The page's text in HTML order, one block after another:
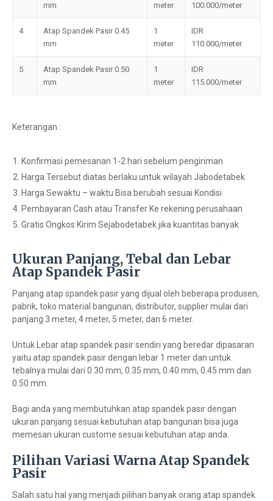
mm
meter
100.000/meter
4
Atap Spandek Pasir 0.45
mm
1
meter
IDR
110.000/meter
5
Atap Spandek Pasir 0.50
mm
1
meter
IDR
115.000/meter
Keterangan :
Konfirmasi pemesanan 1-2 hari sebelum pengiriman
Harga Tersebut diatas berlaku untuk wilayah Jabodetabek
Harga Sewaktu – waktu Bisa berubah sesuai Kondisi
Pembayaran Cash atau Transfer Ke rekening perusahaan
Gratis Ongkos Kirim Sejabodetabek jika kuantitas banyak
Ukuran Panjang, Tebal dan Lebar
Atap Spandek Pasir
Panjang atap spandek pasir yang dijual oleh beberapa produsen,
pabrik, toko material bangunan, distributor, supplier mulai dari
panjang 3 meter, 4 meter, 5 meter, dan 6 meter.
Untuk Lebar atap spandek pasir sendiri yang beredar dipasaran
yaitu atap spandek pasir dengan lebar 1 meter dan untuk
tebalnya mulai dari 0.30 mm, 0.35 mm, 0.40 mm, 0.45 mm dan
0.50 mm.
Bagi anda yang membutuhkan atap spandek pasir dengan
ukuran panjang sesuai kebutuhan atap bangunan bisa juga
memesan ukuran custome sesuai kebutuhan atap anda.
Pilihan Variasi Warna Atap Spandek
Pasir
Salah satu hal yang menjadi pilihan banyak orang atap spandek